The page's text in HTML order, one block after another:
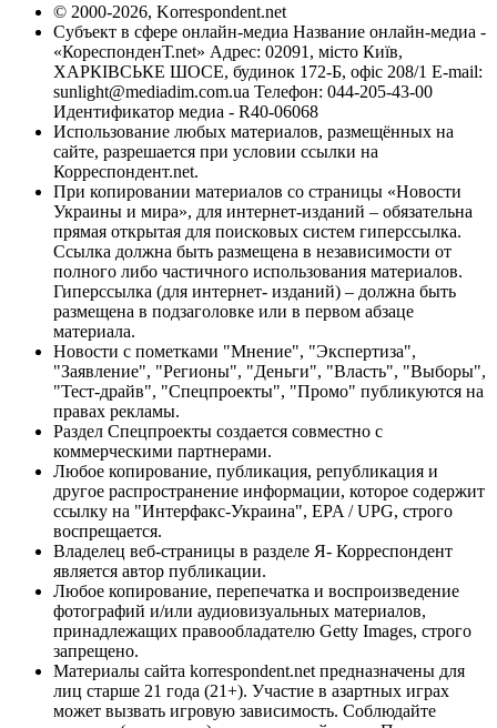
© 2000-2026, Korrespondent.net
Субъект в сфере онлайн-медиа Название онлайн-медиа -
«КореспонденТ.net» Адрес: 02091, місто Київ,
ХАРКІВСЬКЕ ШОСЕ, будинок 172-Б, офіс 208/1 E-mail:
sunlight@mediadim.com.ua Телефон: 044-205-43-00
Идентификатор медиа - R40-06068
Использование любых материалов, размещённых на
сайте, разрешается при условии ссылки на
Корреспондент.net.
При копировании материалов со страницы «Новости
Украины и мира», для интернет-изданий – обязательна
прямая открытая для поисковых систем гиперссылка.
Ссылка должна быть размещена в независимости от
полного либо частичного использования материалов.
Гиперссылка (для интернет- изданий) – должна быть
размещена в подзаголовке или в первом абзаце
материала.
Новости с пометками "Мнение", "Экспертиза",
"Заявление", "Регионы", "Деньги", "Власть", "Выборы",
"Тест-драйв", "Спецпроекты", "Промо" публикуются на
правах рекламы.
Раздел Спецпроекты создается совместно с
коммерческими партнерами.
Любое копирование, публикация, републикация и
другое распространение информации, которое содержит
ссылку на "Интерфакс-Украина", EPA / UPG, строго
воспрещается.
Владелец веб-страницы в разделе Я- Корреспондент
является автор публикации.
Любое копирование, перепечатка и воспроизведение
фотографий и/или аудиовизуальных материалов,
принадлежащих правообладателю Getty Images, строго
запрещено.
Материалы сайта korrespondent.net предназначены для
лиц старше 21 года (21+). Участие в азартных играх
может вызвать игровую зависимость. Соблюдайте